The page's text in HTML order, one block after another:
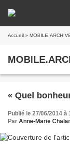
Accueil »
« Quel
Publié le 27/06/2014 à
Par Anne-Marie